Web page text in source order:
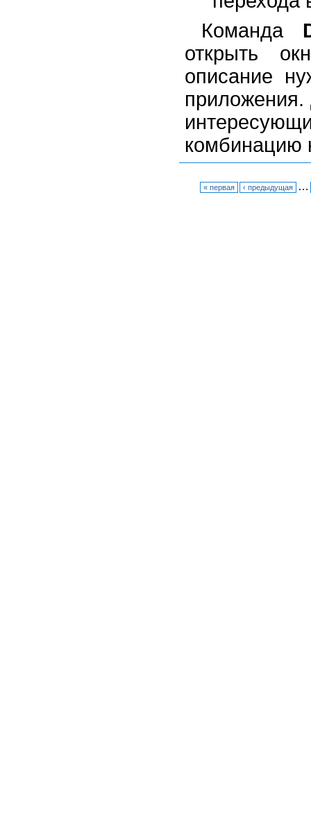
Команда
открыть
описание
приложения.
комбинацию
« первая ‹ предыдущая …